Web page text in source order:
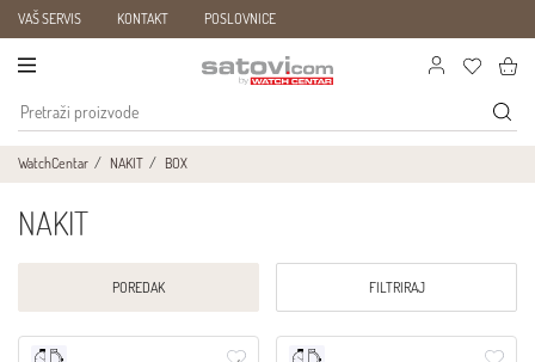
VAŠ SERVIS KONTAKT POSLOVNICE
WatchCentar NAKIT BOX
NAKIT
POREDAK FILTRIRAJ